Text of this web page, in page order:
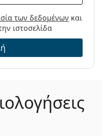
των δεδομένων και
ιστοσελίδα